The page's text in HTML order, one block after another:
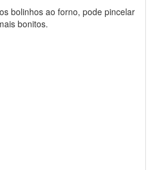
bolinhos ao forno, pode pincelar
bonitos.